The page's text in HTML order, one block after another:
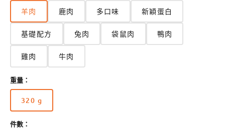
康毛髮狀態。
食用級急凍生食選擇。
羊肉 鹿肉 多口味 新穎蛋白
基礎配方 兔肉 袋鼠肉 鴨肉
雞肉 牛肉
重量：
320 g
版
件數：